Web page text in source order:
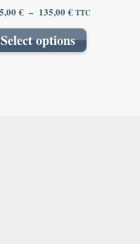
€ – 135,00€TTC
Select options
peuvent
être
choisies